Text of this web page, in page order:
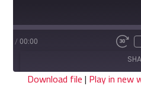
Fast
seconds
00:00
/
Download file| Play in new